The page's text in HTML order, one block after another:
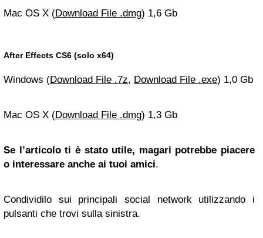
Mac OS X (Download File .dmg) 1,6 Gb
After Effects CS6 (solo x64)
Windows (Download File .7z, Download File .exe) 1,0 Gb
Mac OS X (Download File .dmg) 1,3 Gb
Se l’articolo ti è stato utile, magari potrebbe piacere
o interessare anche ai tuoi amici.
Condividilo sui principali social network utilizzando i
pulsanti che trovi sulla sinistra.